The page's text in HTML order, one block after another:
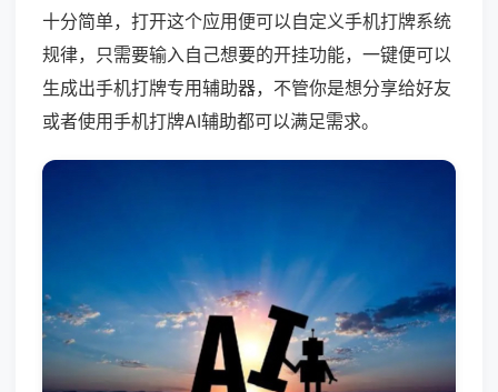
十分简单，打开这个应用便可以自定义手机打牌系统
规律，只需要输入自己想要的开挂功能，一键便可以
生成出手机打牌专用辅助器，不管你是想分享给好友
或者使用手机打牌AI辅助都可以满足需求。